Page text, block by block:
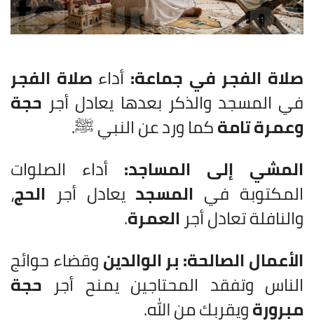
صلاة الفجر في جماعة: أداء صلاة الفجر
في المسجد والذكر بعدها يعادل أجر حجة
وعمرة تامةكما ورد عن النبي ﷺ.
المشي إلى المساجد: أداء الصلوات
المكتوبة في المسجد يعادل أجر الحج،
والنافلة تعادل أجرالعمرة.
الأعمال الصالحة:بر الوالدينوقضاء حوائج
الناس وتفقد المحتاجين يمنح أجر حجة
مبرورةويقربك من الله.